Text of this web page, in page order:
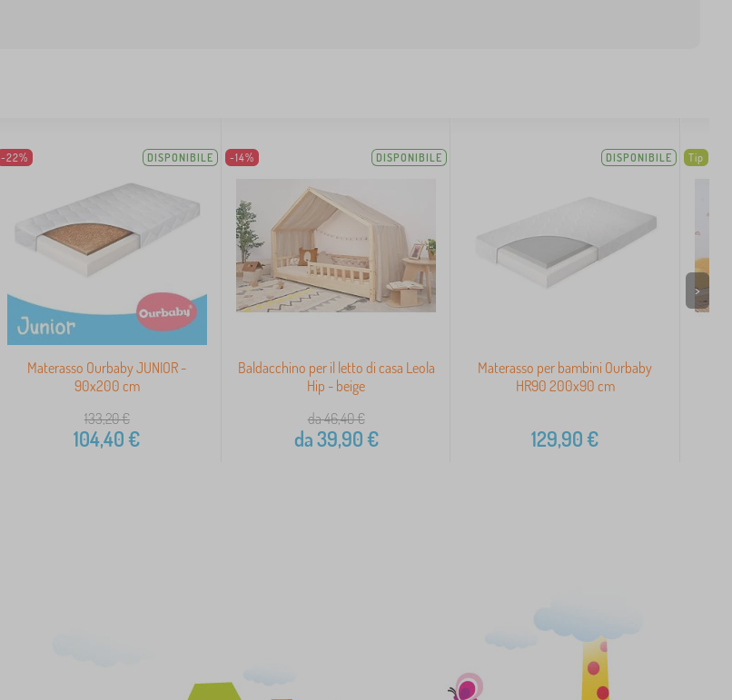
-22% DISPONIBILE
Materasso Ourbaby JUNIOR -
90x200 cm
133,20€
104,40€
-14% DISPONIBILE
Baldacchino per il letto di casa Leola
Hip - beige
da 46,40€
da39,90€
DISPONIBILE
Materasso per bambini Ourbaby
HR90 200x90 cm
129,90€
Tip
>